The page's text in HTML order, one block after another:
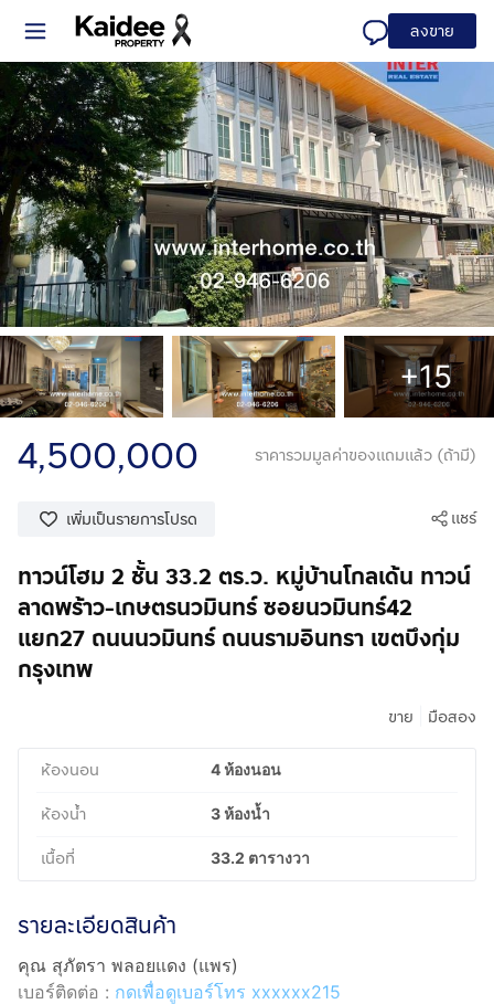
ลงขาย
+15
4,500,000 ราคารวมมูลค่าของแถมแล้ว (ถ้ามี)
เพิ่มเป็นรายการโปรด แชร์
ทาวน์โฮม 2 ชั้น 33.2 ตร.ว. หมู่บ้านโกลเด้น ทาวน์
ลาดพร้าว-เกษตรนวมินทร์ ซอยนวมินทร์42
แยก27 ถนนนวมินทร์ ถนนรามอินทรา เขตบึงกุ่ม
กรุงเทพ
ขาย มือสอง
ห้องนอน 4 ห้องนอน
ห้องน้ำ 3 ห้องน้ำ
เนื้อที่ 33.2 ตารางวา
รายละเอียดสินค้า
คุณ สุภัตรา พลอยแดง (แพร)
เบอร์ติดต่อ : กดเพื่อดูเบอร์โทร xxxxxx215